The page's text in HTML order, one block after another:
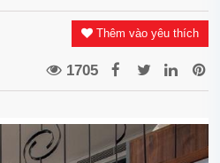
Thêm vào yêu thích
1705